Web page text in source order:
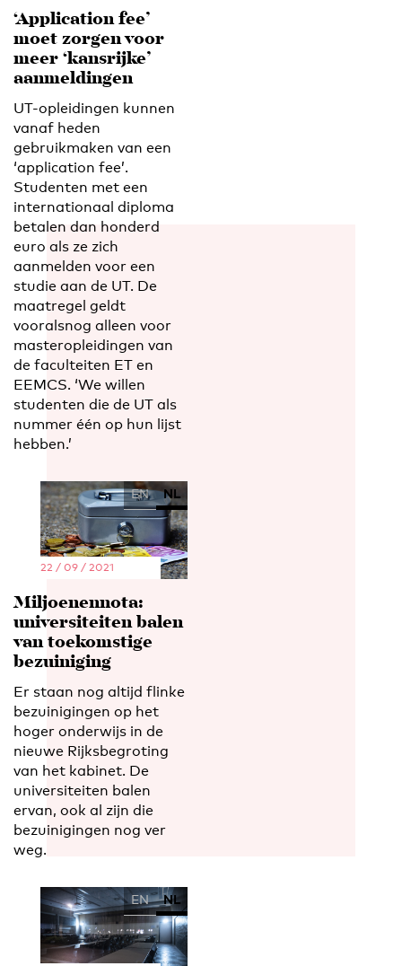
‘Application fee’
moet zorgen voor
meer ‘kansrijke’
aanmeldingen
UT-opleidingen kunnen
vanaf heden
gebruikmaken van een
‘application fee’.
Studenten met een
internationaal diploma
betalen dan honderd
euro als ze zich
aanmelden voor een
studie aan de UT. De
maatregel geldt
vooralsnog alleen voor
masteropleidingen van
de faculteiten ET en
EEMCS. ‘We willen
studenten die de UT als
nummer één op hun lijst
hebben.’
EN NL
22 / 09 / 2021
Miljoenennota:
universiteiten balen
van toekomstige
bezuiniging
Er staan nog altijd flinke
bezuinigingen op het
hoger onderwijs in de
nieuwe Rijksbegroting
van het kabinet. De
universiteiten balen
ervan, ook al zijn die
bezuinigingen nog ver
weg.
EN NL